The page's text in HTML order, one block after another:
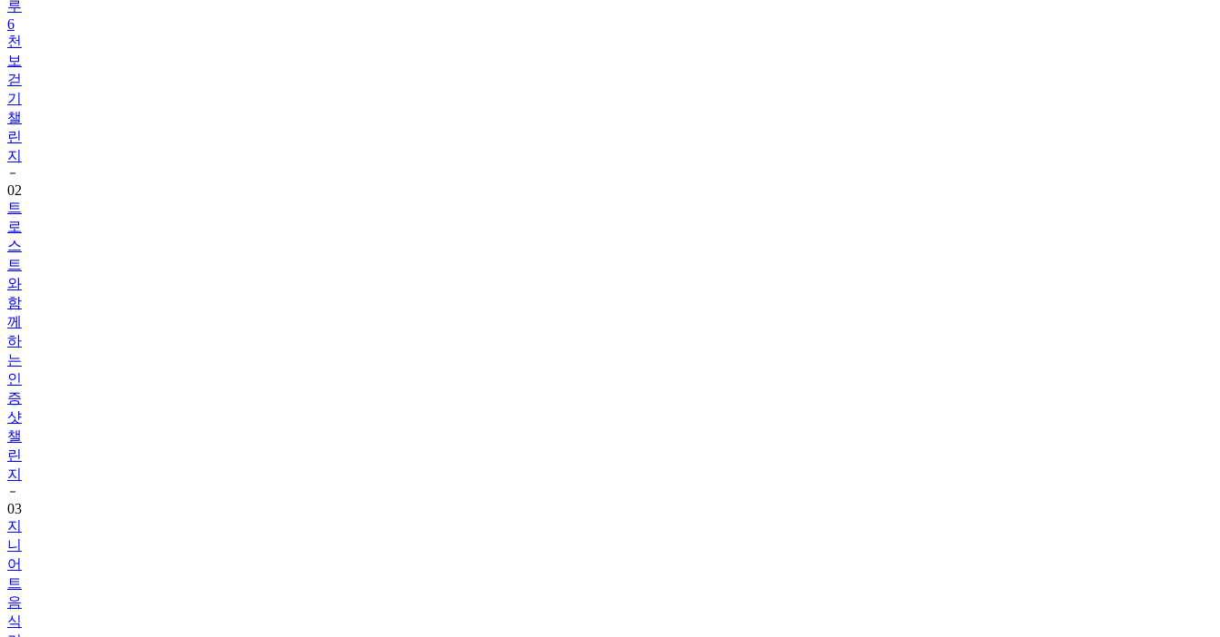
천
보
걷
기
챌
린
지
02
트
로
스
트
와
함
께
하
는
인
증
샷
챌
린
지
03
지
니
어
트
음
식
리
뷰